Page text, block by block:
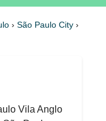
› São Paulo City ›
Vila Anglo